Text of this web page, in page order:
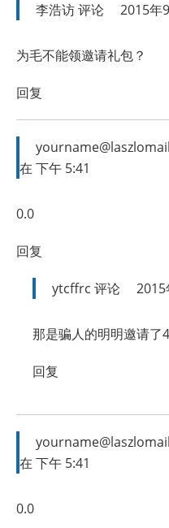
李浩访评论 2015年
为毛不能领邀请礼包？
回复
在 下午 5:41
0.0
回复
ytcffrc 评论 2015
那是骗人的明明邀请了
回复
在 下午 5:41
0.0